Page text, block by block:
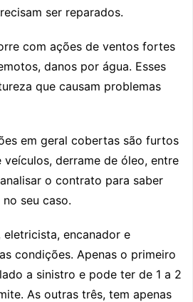
ser reparados.
com ações de ventos fortes
danos por água. Esses
que causam problemas
em geral cobertas são furtos
derrame de óleo, entre
o contrato para saber
seu caso.
encanador e
condições. Apenas o primeiro
a sinistro e pode ter de 1 a 2
As outras três, tem apenas